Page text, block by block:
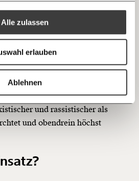
Alle zulassen
erlauben
Ablehnen
Anmelden
40€
€
E-Mail mit deiner
https://www.moment.at/story/tuerkises-pr-spektakel-fragwuerdiger-einsatz-der-miliz-oesterreich/
Grenzposten (meist ein
ab und zu mit
die vorbeikommen." Von
Erfahrung berichtet B.C.
war ich von der Polizei
und rassistischer als
und obendrein höchst